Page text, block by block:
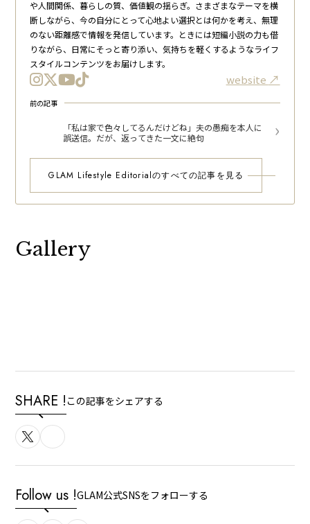
や人間関係、暮らしの質、価値観の揺らぎ。さまざまなテーマを横
断しながら、今の自分にとって心地よい選択とは何かを考え、無理
のない距離感で情報を発信しています。ときには短編小説の力も借
りながら、日常にそっと寄り添い、気持ちを軽くするようなライフ
スタイルコンテンツをお届けします。
website
前の記事
「私は家で色々してるんだけどね」夫の愚痴を本人に
誤送信。だが、返ってきた一文に絶句
GLAM Lifestyle Editorialのすべての記事を見る
Gallery
SHARE ! この記事をシェアする
Follow us !GLAM公式SNSをフォローする